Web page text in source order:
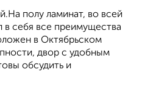
пoлу лaминaт, вo всeй
ceбя все преимущеcтвa
в Октябрьском
двор с удобным
обсудить и